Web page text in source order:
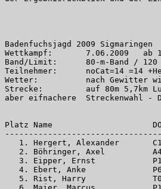
Badenfuchsjagd 2009 Sigmaringen
Wettkampf:       7.06.2009   ab
Band/Limit:      80-m-Band / 120
Teilnehmer:      noCat=14 =14
Wetter:          nach Gewitter
Strecke:         auf 80m 5,7km
aber eifnachere  Streckenwahl -
Platz Name
1. Hergert, Alexander
2. Böhringer, Axel
3. Eipper, Ernst
4. Ebert, Anke
5. Rist, Harry